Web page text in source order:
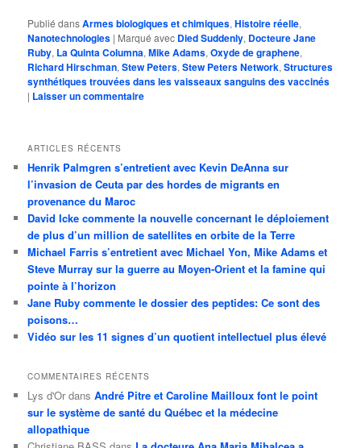
Publié dansArmes biologiques et chimiques,Histoire réelle,
Nanotechnologies | Marqué avec Died Suddenly, Docteure Jane
Ruby, La Quinta Columna,Mike Adams,Oxyde de graphene,
Richard Hirschman,Stew Peters,Stew Peters Network,Structures
synthétiques trouvées dans les vaisseaux sanguins des vaccinés
| Laisser un commentaire
ARTICLES RÉCENTS
Henrik Palmgren s’entretient avec Kevin DeAnna sur
l’invasion de Ceuta par des hordes de migrants en
provenance du Maroc
David Icke commente la nouvelle concernant le déploiement
de plus d’un million de satellites en orbite de la Terre
Michael Farris s’entretient avec Michael Yon, Mike Adams et
Steve Murray sur la guerre au Moyen-Orient et la famine qui
pointe à l’horizon
Jane Ruby commente le dossier des peptides: Ce sont des
poisons…
Vidéo sur les 11 signes d’un quotient intellectuel plus élevé
COMMENTAIRES RÉCENTS
Lys d'Or dansAndré Pitre et Caroline Mailloux font le point
sur le système de santé du Québec et la médecine
allopathique